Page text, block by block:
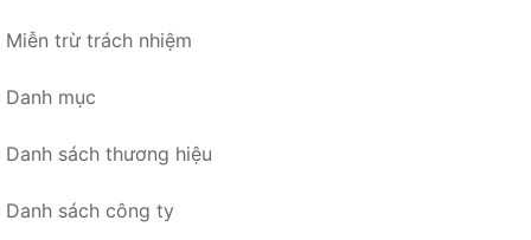
Miễn trừ trách nhiệm
Danh mục
Danh sách thương hiệu
Danh sách công ty